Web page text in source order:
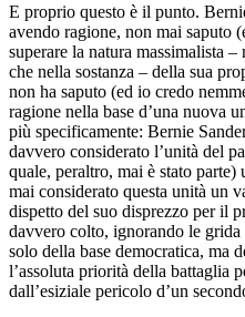
E proprio questo è il punto.
avendo ragione, non mai saputo
superare la natura massimalista
che nella sostanza – della sua
non ha saputo (ed io credo
ragione nella base d’una nuova
più specificamente: Bernie
davvero considerato l’unità del
quale, peraltro, mai è stato
mai considerato questa unità un
dispetto del suo disprezzo per il
davvero colto, ignorando le
solo della base democratica, ma
l’assoluta priorità della battaglia
dall’esiziale pericolo d’un